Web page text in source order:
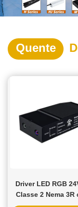
Quente
Driver LED RGB
Classe 2 Nema 3R
anos de